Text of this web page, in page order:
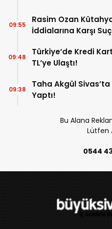
Rasim Ozan
İddialarına Karşı
09:55
Türkiye’de Kredi
TL’ye Ulaştı!
09:48
Taha Akgül
Yaptı!
09:38
Bu Alana
Lütfen
0544